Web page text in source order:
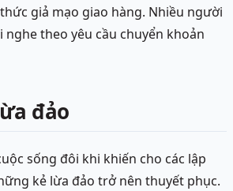
giả mạo giao hàng. Nhiều người
theo yêu cầu chuyển khoản
đảo
sống đôi khi khiến cho các lập
kẻ lừa đảo trở nên thuyết phục.